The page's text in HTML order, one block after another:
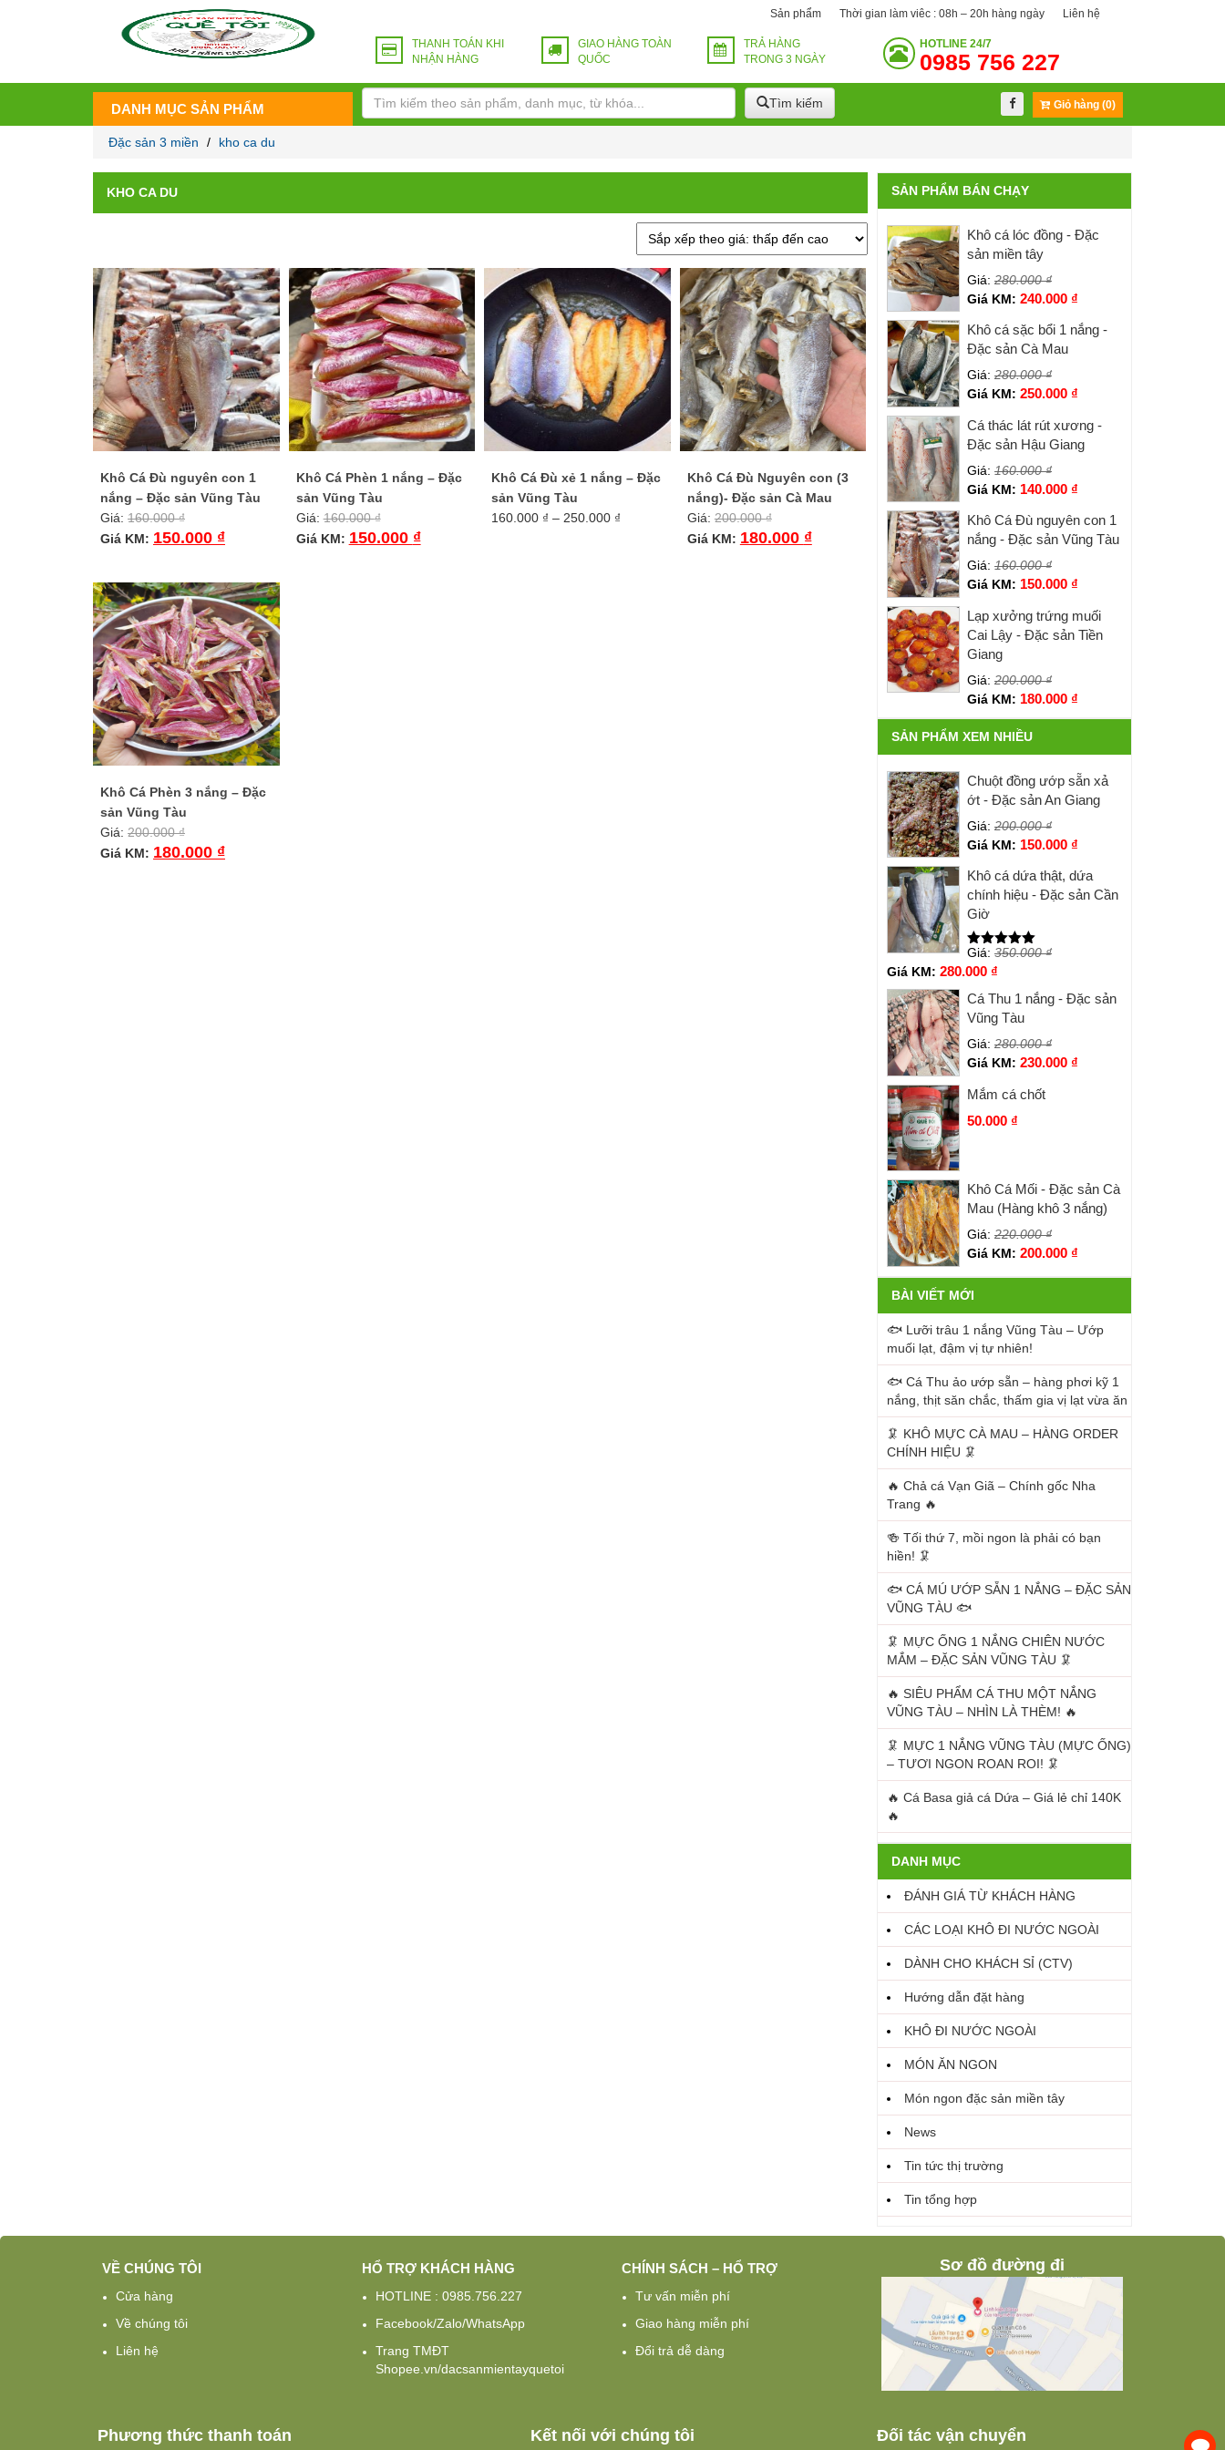
Sản phẩm Thời gian làm viêc : 08h – 20h hàng ngày Liên hệ
THANH TOÁN KHI
NHẬN HÀNG
GIAO HÀNG TOÀN
QUỐC
TRẢ HÀNG
TRONG 3 NGÀY
HOTLINE 24/7
0985 756 227
DANH MỤC SẢN PHẨM Tìm kiếm Giỏ hàng (0)
Đặc sản 3 miền / kho ca du
KHO CA DU
xếp
theo
giá:
thấp
đến
cao
Khô Cá Đù nguyên con 1
nắng – Đặc sản Vũng Tàu
Giá: 160.000₫
Giá KM: 150.000 ₫
Khô Cá Phèn 1 nắng – Đặc
sản Vũng Tàu
Giá:160.000₫
Giá KM: 150.000 ₫
Khô Cá Đù xẻ 1 nắng – Đặc
sản Vũng Tàu
160.000 ₫ – 250.000 ₫
Khô Cá Đù Nguyên con (3
nắng)- Đặc sản Cà Mau
Giá: 200.000₫
Giá KM: 180.000 ₫
Khô Cá Phèn 3 nắng – Đặc
sản Vũng Tàu
Giá: 200.000₫
Giá KM: 180.000 ₫
SẢN PHẨM BÁN CHẠY
Khô cá lóc đồng - Đặc
sản miền tây
Giá: 280.000₫
Giá KM: 240.000 ₫
Khô cá sặc bổi 1 nắng -
Đặc sản Cà Mau
Giá: 280.000₫
Giá KM: 250.000 ₫
Cá thác lát rút xương -
Đặc sản Hậu Giang
Giá: 160.000₫
Giá KM: 140.000 ₫
Khô Cá Đù nguyên con 1
nắng - Đặc sản Vũng Tàu
Giá: 160.000₫
Giá KM: 150.000 ₫
Lạp xưởng trứng muối
Cai Lậy - Đặc sản Tiền
Giang
Giá: 200.000₫
Giá KM: 180.000 ₫
SẢN PHẨM XEM NHIỀU
Chuột đồng ướp sẵn xả
ớt - Đặc sản An Giang
Giá: 200.000₫
Giá KM: 150.000 ₫
Khô cá dứa thật, dứa
chính hiệu - Đặc sản Cần
Giờ
Được xếp
hạng
Giá: 350.000₫
Giá KM: 280.000 ₫
Cá Thu 1 nắng - Đặc sản
Vũng Tàu
Giá: 280.000₫
Giá KM: 230.000 ₫
Mắm cá chốt
50.000 ₫
Khô Cá Mối - Đặc sản Cà
Mau (Hàng khô 3 nắng)
Giá: 220.000₫
Giá KM: 200.000 ₫
BÀI VIẾT MỚI
🐟 Lưỡi trâu 1 nắng Vũng Tàu – Ướp
muối lạt, đậm vị tự nhiên!
🐟 Cá Thu ảo ướp sẵn – hàng phơi kỹ 1
nắng, thịt săn chắc, thấm gia vị lạt vừa ăn
🦑 KHÔ MỰC CÀ MAU – HÀNG ORDER
CHÍNH HIỆU 🦑
🔥 Chả cá Vạn Giã – Chính gốc Nha
Trang 🔥
🍻 Tối thứ 7, mồi ngon là phải có bạn
hiền! 🦑
🐟 CÁ MÚ ƯỚP SẴN 1 NẮNG – ĐẶC SẢN
VŨNG TÀU 🐟
🦑 MỰC ỐNG 1 NẮNG CHIÊN NƯỚC
MẮM – ĐẶC SẢN VŨNG TÀU 🦑
🔥 SIÊU PHẨM CÁ THU MỘT NẮNG
VŨNG TÀU – NHÌN LÀ THÈM! 🔥
🦑 MỰC 1 NẮNG VŨNG TÀU (MỰC ỐNG)
– TƯƠI NGON ROAN ROI! 🦑
🔥 Cá Basa giả cá Dứa – Giá lẻ chỉ 140K
🔥
DANH MỤC
ĐÁNH GIÁ TỪ KHÁCH HÀNG
CÁC LOẠI KHÔ ĐI NƯỚC NGOÀI
DÀNH CHO KHÁCH SỈ (CTV)
Hướng dẫn đặt hàng
KHÔ ĐI NƯỚC NGOÀI
MÓN ĂN NGON
Món ngon đặc sản miền tây
News
Tin tức thị trường
Tin tổng hợp
VỀ CHÚNG TÔI
Cửa hàng
Về chúng tôi
Liên hệ
HỔ TRỢ KHÁCH HÀNG
HOTLINE : 0985.756.227
Facebook/Zalo/WhatsApp
Trang TMĐT
Shopee.vn/dacsanmientayquetoi
CHÍNH SÁCH – HỔ TRỢ
Tư vấn miễn phí
Giao hàng miễn phí
Đổi trả dễ dàng
Sơ đồ đường đi
Phương thức thanh toán Kết nối với chúng tôi Đối tác vận chuyển